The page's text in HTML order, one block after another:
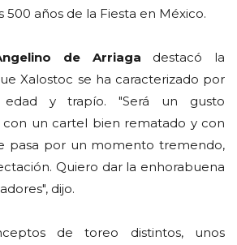
años de la Fiesta en México.
de Arriaga destacó la
Xalostoc se ha caracterizado por
y trapío. "Será un gusto
un cartel bien rematado y con
pasa por un momento tremendo,
Quiero dar la enhorabuena
dijo.
de toreo distintos, unos